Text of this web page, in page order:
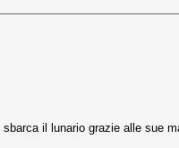
il lunario grazie alle sue